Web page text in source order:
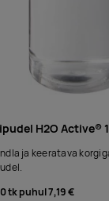
H2O Active®
ja keeratava
tk puhul7,19 €